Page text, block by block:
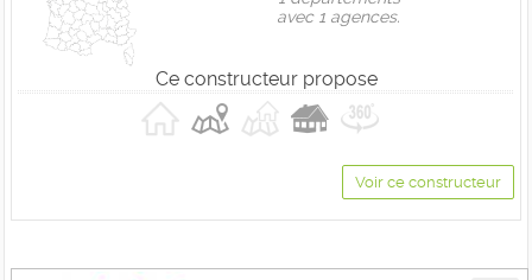
avec 1 agences.
Ce constructeur propose
Voir ce constructeur